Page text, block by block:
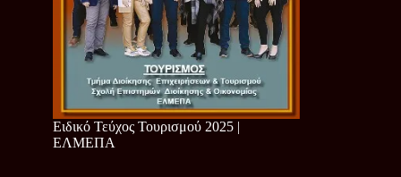
Ειδικό Τεύχος Τουρισμού 2025 |
ΕΛΜΕΠΑ